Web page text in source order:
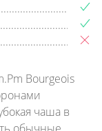
Bourgeois
чаша в